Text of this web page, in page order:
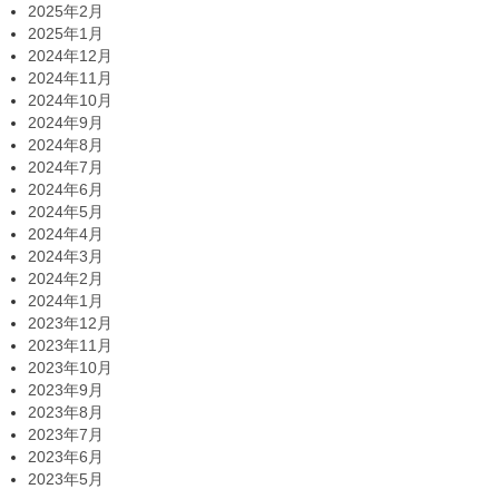
2025年2月
2025年1月
2024年12月
2024年11月
2024年10月
2024年9月
2024年8月
2024年7月
2024年6月
2024年5月
2024年4月
2024年3月
2024年2月
2024年1月
2023年12月
2023年11月
2023年10月
2023年9月
2023年8月
2023年7月
2023年6月
2023年5月